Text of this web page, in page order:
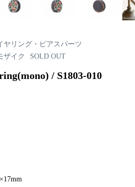
ヤリング・ピアスパーツ
ザイク SOLD OUT
/ S1803-010